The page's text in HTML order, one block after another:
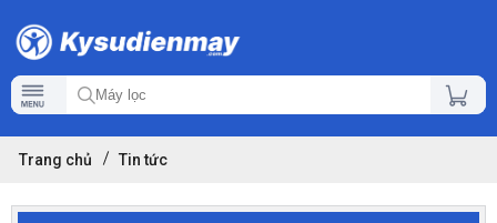
Trang chủ Tin tức